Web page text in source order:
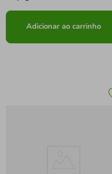
Adicionar ao carrinho